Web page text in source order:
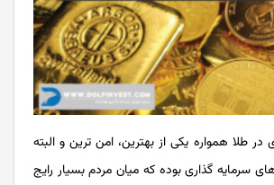
در طلا همواره یکی از بهترین، امن ترین و البته
سرمایه گذاری بوده که میان مردم بسیار رایج